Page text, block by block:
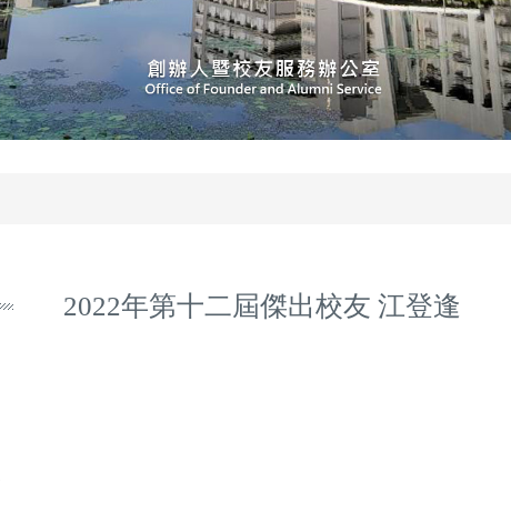
2022年第十二屆傑出校友 江登逢